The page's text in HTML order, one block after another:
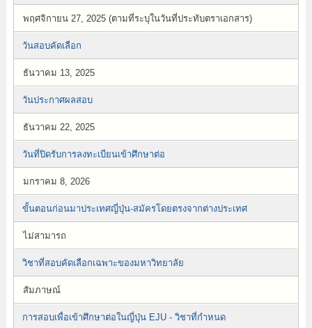
พฤศจิกายน 27, 2025 (ตามที่ระบุในวันที่ประทับตราเอกสาร)
วันสอบคัดเลือก
ธันวาคม 13, 2025
วันประกาศผลสอบ
ธันวาคม 22, 2025
วันที่ปิดรับการลงทะเบียนเข้าศึกษาต่อ
มกราคม 8, 2026
ขั้นตอนก่อนมาประเทศญี่ปุ่น-สมัครโดยตรงจากต่างประเทศ
ไม่สามารถ
วิชาที่สอบคัดเลือกเฉพาะของมหาวิทยาลัย
สัมภาษณ์
การสอบเพื่อเข้าศึกษาต่อในญี่ปุ่น EJU - วิชาที่กำหนด